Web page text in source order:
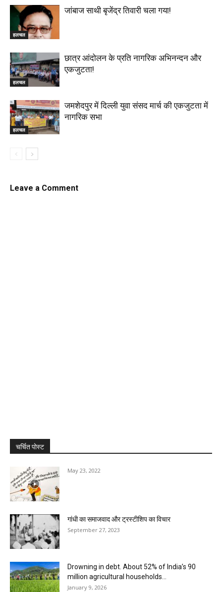
हलचल
जांबाज साथी बृजेंद्र तिवारी चला गया!
हलचल
छात्र आंदोलन के प्रति नागरिक अभिनन्दन और
एकजुटता!
हलचल
जमशेदपुर में दिल्ली युवा संसद मार्च की एकजुटता में
नागरिक सभा
Leave a Comment
चर्चित पोस्ट
May 23, 2022
गांधी का समाजवाद और ट्रस्टीशिप का विचार
September 27, 2023
Drowning in debt. About 52% of India’s 90
million agricultural households...
January 9, 2026